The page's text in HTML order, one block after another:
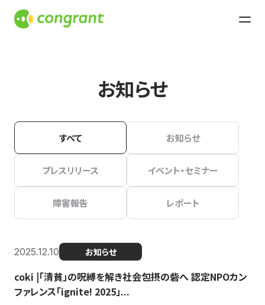
お知らせ
すべて お知らせ
プレスリリース イベント・セミナー
障害報告 レポート
2025.12.10 お知らせ
coki |「清貧」の呪縛を解き社会包摂の砦へ 認定NPOカン
ファレンス「ignite! 2025」...